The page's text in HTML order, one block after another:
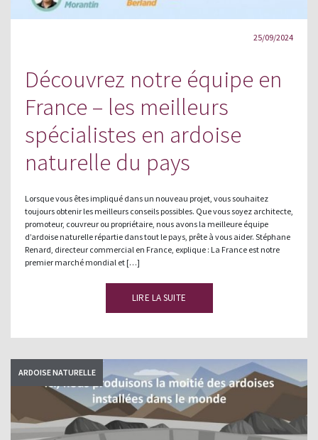
25/09/2024
Découvrez notre équipe en
France – les meilleurs
spécialistes en ardoise
naturelle du pays
Lorsque vous êtes impliqué dans un nouveau projet, vous souhaitez
toujours obtenir les meilleurs conseils possibles. Que vous soyez architecte,
promoteur, couvreur ou propriétaire, nous avons la meilleure équipe
d’ardoise naturelle répartie dans tout le pays, prête à vous aider. Stéphane
Renard, directeur commercial en France, explique : La France est notre
premier marché mondial et […]
LIRE LA SUITE
ARDOISE NATURELLE